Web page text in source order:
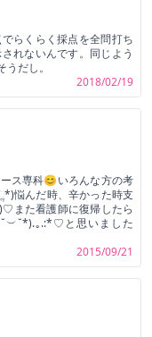
らくらく採点を全問打ち
れないんです。同じよう
だし。
2018/02/19
ス専科😊いろんな方の考
悩んだ時、辛かった時支
また看護師に復帰したら
｡.:*♡と思いました
2015/09/21